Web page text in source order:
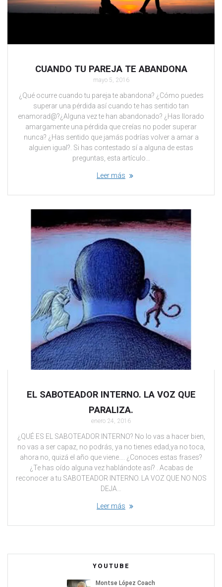
CUANDO TU PAREJA TE ABANDONA
mayo 5, 2016
¿Qué ocurre cuando tu pareja te abandona? ¿Cómo puedes
superar una pérdida así cuando te has sentido tan
enamorad@?¿Alguna vez te han abandonado? ¿Has llorado
amargamente una pérdida que creías no poder superar
nunca? ¿Has sentido que jamás podrías volver a amar a
alguien igual?. Si has contestado sí a alguna de estas
preguntas, esta artículo…
Leer más
EL SABOTEADOR INTERNO. LA VOZ QUE
PARALIZA.
enero 24, 2016
¿QUÉ ES EL SABOTEADOR INTERNO? No lo vas a hacer bien,
no vas a ser capaz, no podrás, ya no tienes edad,ya no toca,
ahora no, quizá el año que viene…. ¿Conoces estas frases?
¿Te has oído alguna vez hablándote así? . Acabas de
reconocer a tu SABOTEADOR INTERNO. LA VOZ QUE NO NOS
DEJA…
Leer más
YOUTUBE